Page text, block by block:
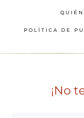
POLÍTICA DE
¡No